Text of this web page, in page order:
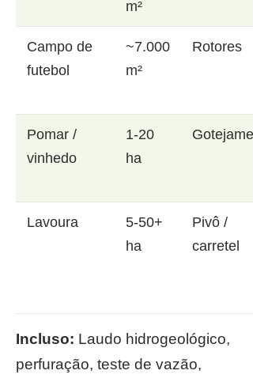
m²
Campo de
futebol
~7.000
m²
Rotores
Pomar /
vinhedo
1-20
ha
Lavoura
5-50+
ha
Pivô /
carretel
Incluso: Laudo hidrogeológico,
perfuração, teste de vazão,